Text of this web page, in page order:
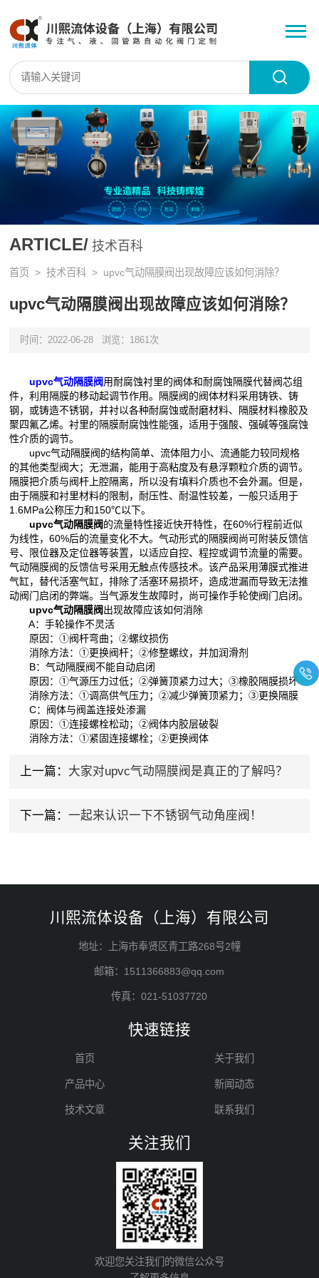
ARTICLE/ 技术百科
首页 >技术百科 > upvc气动隔膜阀出现故障应该如何消除？
upvc气动隔膜阀出现故障应该如何消除？
时间：2022-06-28 浏览：1861次
upvc气动隔膜阀用耐腐蚀衬里的阀体和耐腐蚀隔膜代替阀芯组
件，利用隔膜的移动起调节作用。隔膜阀的阀体材料采用铸铁、铸
钢，或铸造不锈钢，并衬以各种耐腐蚀或耐磨材料、隔膜材料橡胶及
聚四氟乙烯。衬里的隔膜耐腐蚀性能强，适用于强酸、强碱等强腐蚀
性介质的调节。
upvc气动隔膜阀的结构简单、流体阻力小、流通能力较同规格
的其他类型阀大；无泄漏，能用于高粘度及有悬浮颗粒介质的调节。
隔膜把介质与阀杆上腔隔离，所以没有填料介质也不会外漏。但是，
由于隔膜和衬里材料的限制，耐压性、耐温性较差，一般只适用于
1.6MPa公称压力和150℃以下。
upvc气动隔膜阀的流量特性接近快开特性，在60%行程前近似
为线性，60%后的流量变化不大。气动形式的隔膜阀尚可附装反馈信
号、限位器及定位器等装置，以适应自控、程控或调节流量的需要。
气动隔膜阀的反馈信号采用无触点传感技术。该产品采用薄膜式推进
气缸，替代活塞气缸，排除了活塞环易损坏，造成泄漏而导致无法推
动阀门启闭的弊端。当气源发生故障时，尚可操作手轮使阀门启闭。
upvc气动隔膜阀出现故障应该如何消除
A：手轮操作不灵活
原因：①阀杆弯曲；②螺纹损伤
消除方法：①更换阀杆；②修整螺纹，并加润滑剂
B：气动隔膜阀不能自动启闭
原因：①气源压力过低；②弹簧顶紧力过大；③橡胶隔膜损坏
消除方法：①调高供气压力；②减少弹簧顶紧力；③更换隔膜
C：阀体与阀盖连接处渗漏
原因：①连接螺栓松动；②阀体内胶层破裂
消除方法：①紧固连接螺栓；②更换阀体
上一篇： 大家对upvc气动隔膜阀是真正的了解吗？
下一篇： 一起来认识一下不锈钢气动角座阀！
川熙流体设备（上海）有限公司
地址：上海市奉贤区青工路268号2幢
邮箱：1511366883@qq.com
传真：021-51037720
快速链接
首页 关于我们
产品中心 新闻动态
技术文章 联系我们
关注我们
欢迎您关注我们的微信公众号